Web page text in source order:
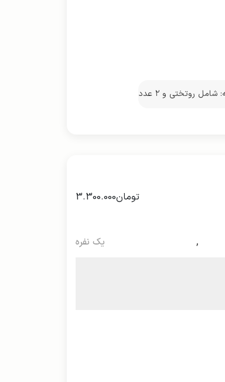
ست کامل ۴ تکه: شامل روتختی و ۲ عدد
تومان3.300.000
, یک نفره